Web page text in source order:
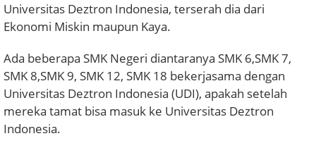
Universitas Deztron Indonesia, terserah dia dari
Ekonomi Miskin maupun Kaya.
Ada beberapa SMK Negeri diantaranya SMK 6,SMK 7,
SMK 8,SMK 9, SMK 12, SMK 18 bekerjasama dengan
Universitas Deztron Indonesia (UDI), apakah setelah
mereka tamat bisa masuk ke Universitas Deztron
Indonesia.